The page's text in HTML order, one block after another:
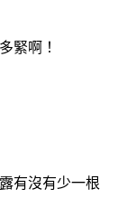
緊啊！
有沒有少一根